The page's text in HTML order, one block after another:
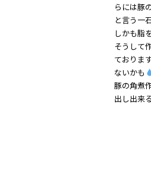
らには豚
と言う一
しかも脂
そうして
ておりま
ないかも
豚の角煮
出し出来